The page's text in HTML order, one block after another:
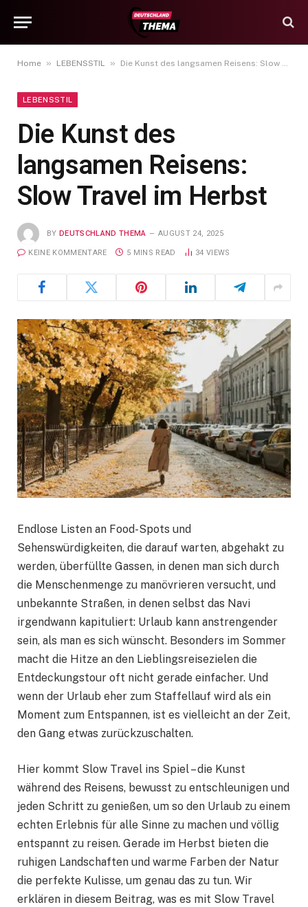
Home » LEBENSSTIL » Die Kunst des langsamen Reisens: Slow Travel im Herbst
LEBENSSTIL
Die Kunst des
langsamen Reisens:
Slow Travel im Herbst
BY DEUTSCHLAND THEMA AUGUST 24, 2025
KEINE KOMMENTARE 5 MINS READ 34 VIEWS
Endlose Listen an Food-Spots und
Sehenswürdigkeiten, die darauf warten, abgehakt zu
werden, überfüllte Gassen, in denen man sich durch
die Menschenmenge zu manövrieren versucht, und
unbekannte Straßen, in denen selbst das Navi
irgendwann kapituliert: Urlaub kann anstrengender
sein, als man es sich wünscht. Besonders im Sommer
macht die Hitze an den Lieblingsreisezielen die
Entdeckungstour oft nicht gerade einfacher. Und
wenn der Urlaub eher zum Staffellauf wird als ein
Moment zum Entspannen, ist es vielleicht an der Zeit,
den Gang etwas zurückzuschalten.
Hier kommt Slow Travel ins Spiel – die Kunst
während des Reisens, bewusst zu entschleunigen und
jeden Schritt zu genießen, um so den Urlaub zu einem
echten Erlebnis für alle Sinne zu machen und völlig
entspannt zu reisen. Gerade im Herbst bieten die
ruhigen Landschaften und warme Farben der Natur
die perfekte Kulisse, um genau das zu tun. Wir
erklären in diesem Beitrag, was es mit Slow Travel